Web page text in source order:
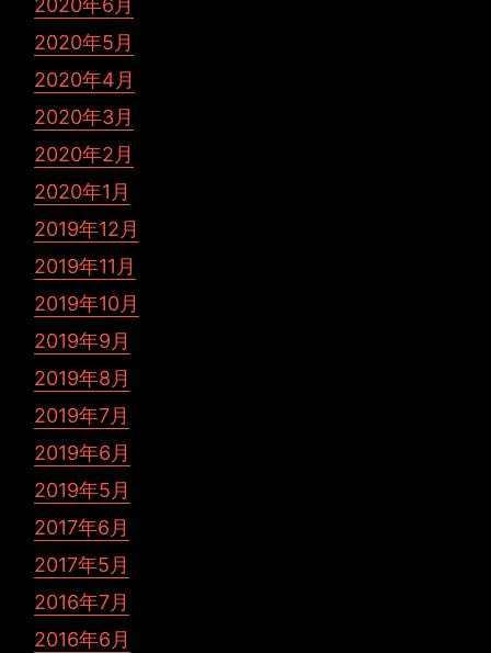
2020年6月
2020年5月
2020年4月
2020年3月
2020年2月
2020年1月
2019年12月
2019年11月
2019年10月
2019年9月
2019年8月
2019年7月
2019年6月
2019年5月
2017年6月
2017年5月
2016年7月
2016年6月